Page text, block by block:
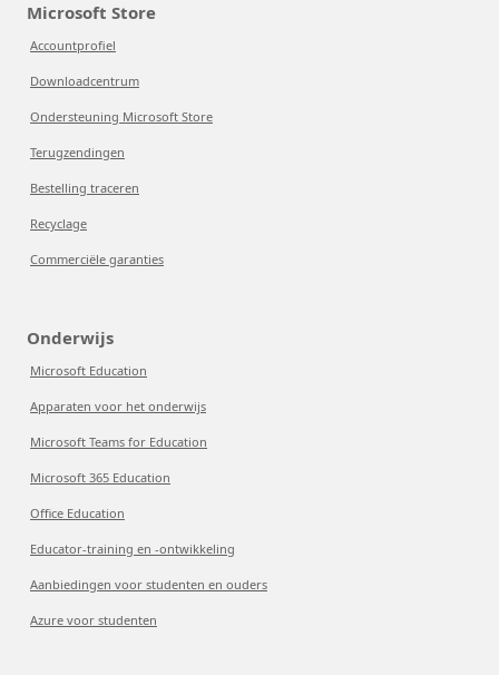
Microsoft Store
Accountprofiel
Downloadcentrum
Ondersteuning Microsoft Store
Terugzendingen
Bestelling traceren
Recyclage
Commerciële garanties
Onderwijs
Microsoft Education
Apparaten voor het onderwijs
Microsoft Teams for Education
Microsoft 365 Education
Office Education
Educator-training en -ontwikkeling
Aanbiedingen voor studenten en ouders
Azure voor studenten